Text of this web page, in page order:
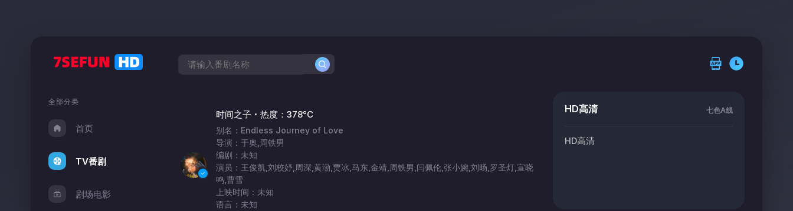
全部分类
首页
TV番剧
剧场电影
时间之子 热度：378°C
别名：Endless Journey of Love
导演：于奥,周铁男
编剧：未知
演员：王俊凯,刘校妤,周深,黄渤,贾冰,马东,金靖,周铁男,闫佩伦,张小婉,刘旸,罗圣灯,宣晓
鸣,曹雪
上映时间：未知
语言：未知
HD高清 七色A线
HD高清